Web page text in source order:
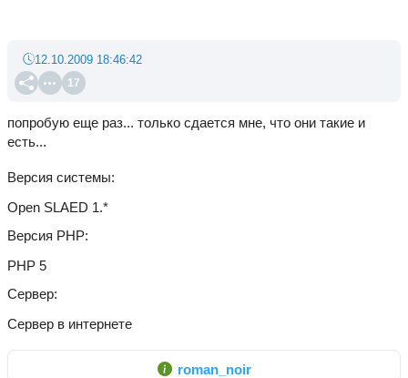
17
12.10.2009 18:46:42
попробую еще раз... только сдается мне, что они такие и
есть...
Версия системы
Open SLAED 1.*
Версия PHP
PHP 5
Сервер
Сервер в интернете
roman_noir